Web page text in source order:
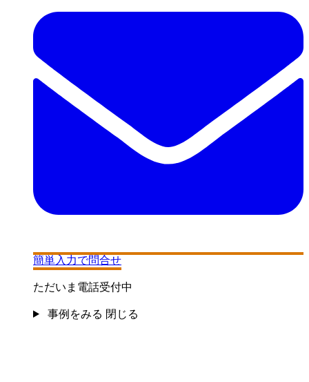
簡単入力で問合せ
ただいま電話受付中
事例をみる 閉じる